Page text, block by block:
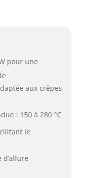
pour une
aux crêpes
: 150 à 280 °C
le